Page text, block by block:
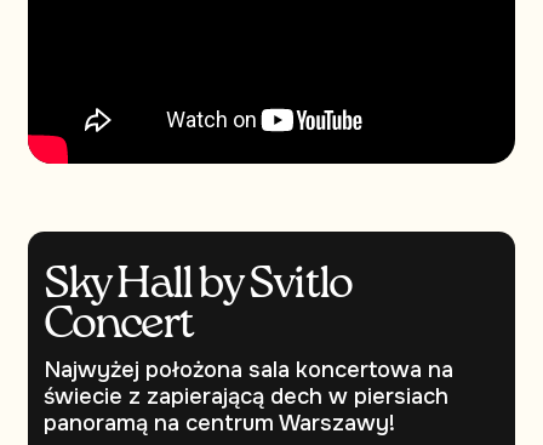
Sky Hall by Svitlo
Concert
Najwyżej położona sala koncertowa na
świecie z zapierającą dech w piersiach
panoramą na centrum Warszawy!